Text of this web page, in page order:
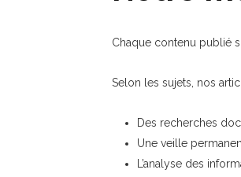
Chaque contenu publié
Selon les sujets, nos
Des recherches
Une veille
L’analyse des